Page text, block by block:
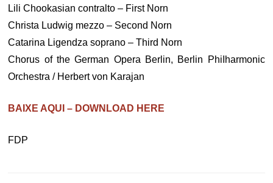
Lili Chookasian contralto – First Norn
Christa Ludwig mezzo – Second Norn
Catarina Ligendza soprano – Third Norn
Chorus of the German Opera Berlin, Berlin PhiIharmonic
Orchestra / Herbert von Karajan
BAIXE AQUI – DOWNLOAD HERE
FDP